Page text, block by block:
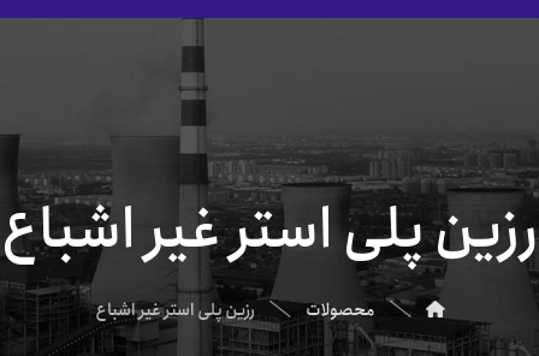
رزین پلی استر غیر اشباع
محصولات رزین پلی استر غیر اشباع